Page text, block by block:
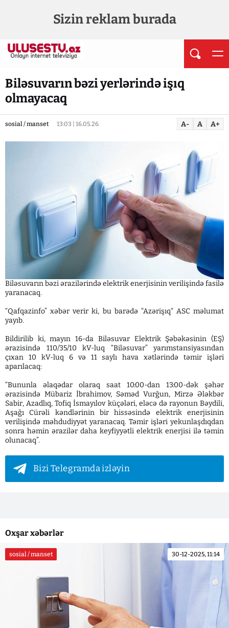
Sizin reklam burada
Biləsuvarın bəzi yerlərində işıq
olmayacaq
sosial / manset 13:03 | 16.05.26 A- A A+
Biləsuvarın bəzi ərazilərində elektrik enerjisinin verilişində fasilə
yaranacaq.
“Qafqazinfo” xəbər verir ki, bu barədə "Azərişıq" ASC məlumat
yayıb.
Bildirilib ki, mayın 16-da Biləsuvar Elektrik Şəbəkəsinin (EŞ)
ərazisində 110/35/10 kV-luq “Biləsuvar” yarımstansiyasından
çıxan 10 kV-luq 6 və 11 saylı hava xətlərində təmir işləri
aparılacaq:
“Bununla əlaqədar olaraq saat 10:00-dan 13:00-dək şəhər
ərazisində Mübariz İbrahimov, Səməd Vurğun, Mirzə Ələkbər
Sabir, Azadlıq, Tofiq İsmayılov küçələri, eləcə də rayonun Bəydili,
Aşağı Cürəli kəndlərinin bir hissəsində elektrik enerjisinin
verilişində məhdudiyyət yaranacaq. Təmir işləri yekunlaşdıqdan
sonra həmin ərazilər daha keyfiyyətli elektrik enerjisi ilə təmin
olunacaq”.
Bizi Telegramda izləyin
Oxşar xəbərlər
sosial / manset 30-12-2025, 11:14